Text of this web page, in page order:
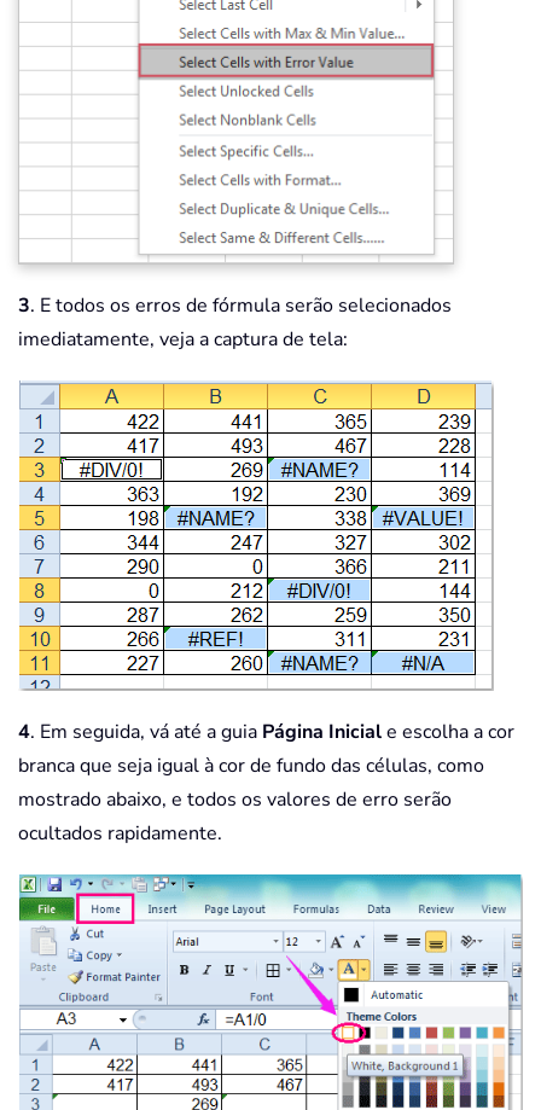
3. E todos os erros de fórmula serão selecionados
imediatamente, veja a captura de tela:
4. Em seguida, vá até a guia Página Iniciale escolha a cor
branca que seja igual à cor de fundo das células, como
mostrado abaixo, e todos os valores de erro serão
ocultados rapidamente.